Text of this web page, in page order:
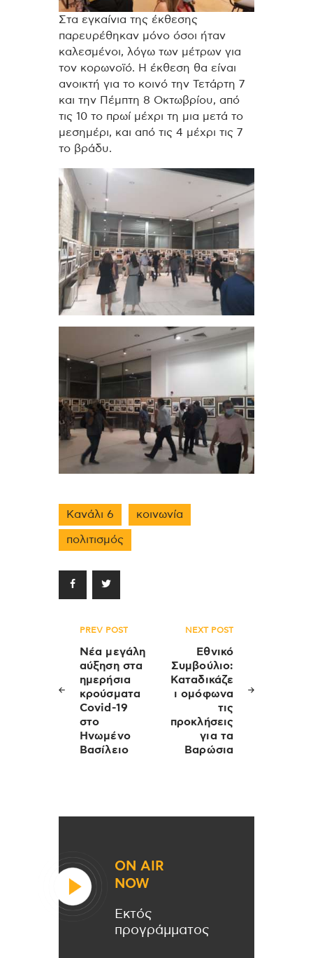
Στα εγκαίνια της έκθεσης
παρευρέθηκαν μόνο όσοι ήταν
καλεσμένοι, λόγω των μέτρων για
τον κορωνοϊό. Η έκθεση θα είναι
ανοικτή για το κοινό την Τετάρτη 7
και την Πέμπτη 8 Οκτωβρίου, από
τις 10 το πρωί μέχρι τη μια μετά το
μεσημέρι, και από τις 4 μέχρι τις 7
το βράδυ.
Κανάλι 6 κοινωνία
πολιτισμός
Πλοήγηση
άρθρων
PREV POST
Νέα μεγάλη
αύξηση στα
ημερήσια
κρούσματα
Covid-19
στο
Ηνωμένο
Βασίλειο
NEXT POST
Εθνικό
Συμβούλιο:
Καταδικάζε
ι ομόφωνα
τις
προκλήσεις
για τα
Βαρώσια
ON AIR
NOW
Εκτός
προγράμματος